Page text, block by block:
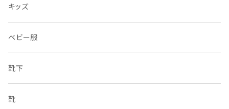
水筒
キッズ
ベビー服
靴下
靴